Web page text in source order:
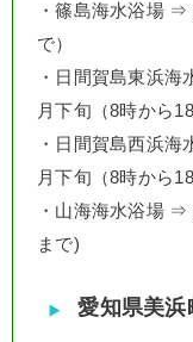
・篠島海水浴場 ⇒
で）
・日間賀島東浜
月下旬（8時から18
・日間賀島西浜
月下旬（8時から18
・山海海水浴場
まで)
愛知県美浜